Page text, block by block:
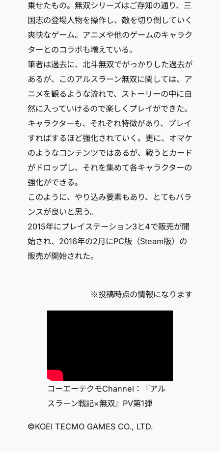
乗せたもの。無双シリーズはご存知の通り、三
国志の登場人物を操作し、敵を切り倒していく
爽快なゲーム。アニメや他のゲームのキャラク
ターとのコラボも増えている。
筆者は過去に、北斗無双でがっかりした過去が
あるが、このアルスラーン無双に関しては、ア
ニメを観るような流れで、ストーリーの中に自
然に入っていけるので楽しくプレイができた。
キャラクターも、それぞれ特徴があり、プレイ
すればするほど強化されていく。更に、オマケ
のようなコンテンツではあるが、戦うとカード
がドロップし、それを集めて各キャラクターの
強化ができる。
このように、やり込み要素もあり、とてもバラ
ンスが良いと思う。
2015年にプレイステーション3と4で販売が開
始され、2016年の2月にPC版（Steam版）の
販売が開始された。
※投稿時点の情報になります
コーエーテクモChannel：『アル
スラーン戦記×無双』PV第1弾
©KOEI TECMO GAMES CO., LTD.